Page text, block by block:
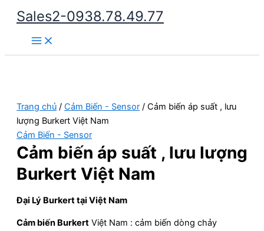
Nhảy
dung
Sales2-0938.78.49.77
Main
Menu
Trang chủ / Cảm Biến - Sensor / Cảm biến áp suất , lưu
lượng Burkert Việt Nam
Cảm Biến - Sensor
Cảm biến áp suất , lưu lượng
Burkert Việt Nam
Đại Lý Burkert tại Việt Nam
Cảm biến Burkert Việt Nam : cảm biến dòng chảy